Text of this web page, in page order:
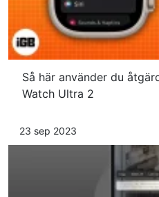
Så här använder du
Watch Ultra 2
23 sep 2023